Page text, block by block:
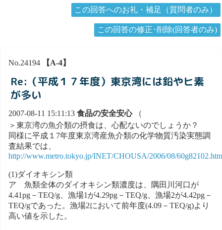
この回答へのお礼・補足（質問者のみ）
この回答の修正･削除(回答者のみ)
No.24194 【A-4】
Re:（平成１７年度）東京湾には鉛やヒ素
が多い
2007-08-11 15:11:13 食品の安全安心（
＞東京湾の魚介類の摂食は、心配ないのでしょうか？
同様に平成１7年度東京湾産魚介類の化学物質汚染実態調
査結果では、
http://www.metro.tokyo.jp/INET/CHOUSA/2006/08/60g82102.htm
(1)ダイオキシン類
ア 魚類全体のダイオキシン類濃度は、隅田川河口が
4.41pg－TEQ/g、漁場1が4.29pg－TEQ/g、漁場2が4.42pg－
TEQ/gであった。漁場2において前年度(4.09－TEQ/g)より
高い値を示した。